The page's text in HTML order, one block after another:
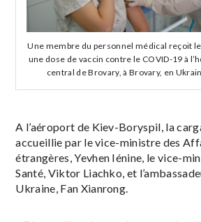
Une membre du personnel médical reçoit
une dose de vaccin contre le COVID-19 à
central de Brovary, à Brovary, en
A l’aéroport de Kiev-Boryspil, la
accueillie par le vice-ministre des
étrangères, Yevhen Iénine, le vice-
Santé, Viktor Liachko, et
Ukraine, Fan Xianrong.